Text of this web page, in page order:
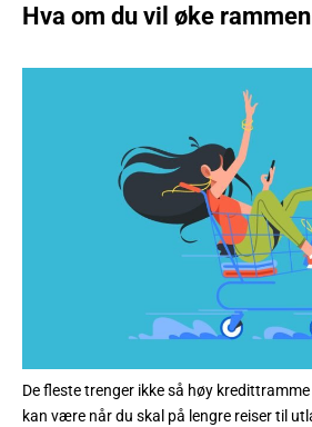
Hva om du vil øke
De fleste trenger ikke så høy
kan være når du skal på lengre reiser til